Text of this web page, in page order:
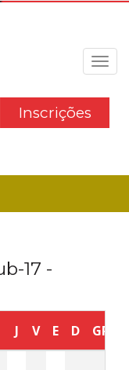
Inscrições
17 -
J V E D GP